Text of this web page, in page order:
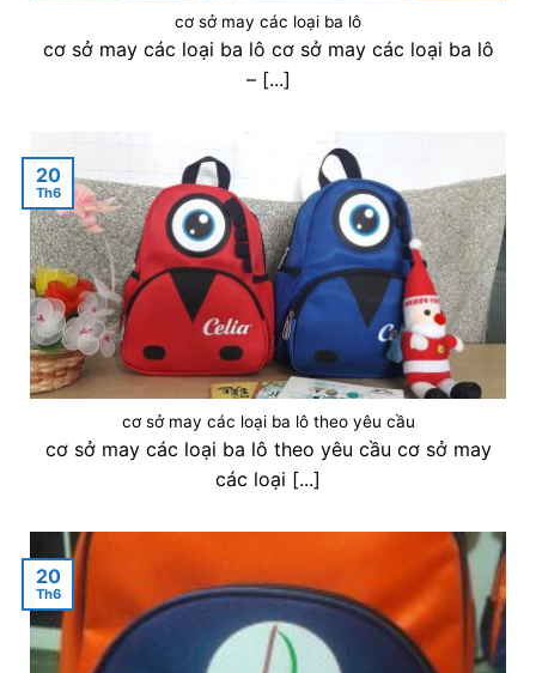
cơ sở may các loại ba lô
cơ sở may các loại ba lô cơ sở may các loại ba lô
– [...]
cơ sở may các loại ba lô theo yêu cầu
cơ sở may các loại ba lô theo yêu cầu cơ sở may
các loại [...]
20
Th6
20
Th6